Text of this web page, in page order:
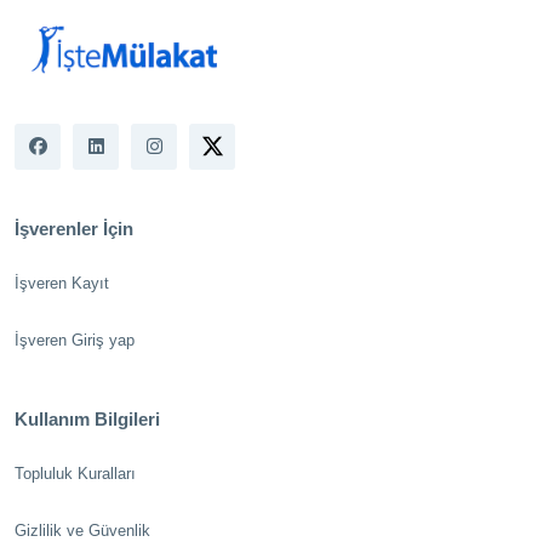
İşverenler İçin
İşveren Kayıt
İşveren Giriş yap
Kullanım Bilgileri
Topluluk Kuralları
Gizlilik ve Güvenlik